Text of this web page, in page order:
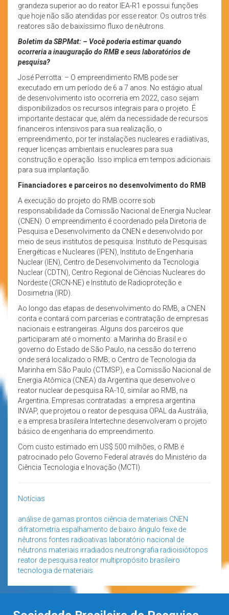
grandeza superior ao do reator IEA-R1 e possui funções
que hoje não são atendidas por esse reator. Os outros três
reatores são de baixíssimo fluxo de nêutrons.
Boletim da SBPMat: – Você poderia estimar quando
ocorreria a inauguração do RMB e seus laboratórios de
pesquisa?
José Perrotta: – O empreendimento RMB pode ser
executado em um período de 6 a 7 anos. No estágio atual
de desenvolvimento isto ocorreria em 2022, caso sejam
disponibilizados os recursos integrais para o projeto. É
importante destacar que, além da necessidade de recursos
financeiros intensivos para sua realização, o
empreendimento, por ter instalações nucleares e radiativas,
requer licenças ambientais e nucleares para sua
construção e operação. Isso implica em tempos adicionais
para sua implantação.
Financiadores e parceiros no desenvolvimento do RMB
A execução do projeto do RMB ocorre sob
responsabilidade da Comissão Nacional de Energia Nuclear
(CNEN). O empreendimento é coordenado pela Diretoria de
Pesquisa e Desenvolvimento da CNEN e desenvolvido por
meio de seus institutos de pesquisa: Instituto de Pesquisas
Energéticas e Nucleares (IPEN), Instituto de Engenharia
Nuclear (IEN), Centro de Desenvolvimento da Tecnologia
Nuclear (CDTN), Centro Regional de Ciências Nucleares do
Nordeste (CRCN-NE) e Instituto de Radioproteção e
Dosimetria (IRD).
Ao longo das etapas de desenvolvimento do RMB, a CNEN
conta e contará com parcerias e contratação de empresas
nacionais e estrangeiras. Alguns dos parceiros que
participaram até o momento: a Marinha do Brasil e o
governo do Estado de São Paulo, na cessão do terreno
onde será localizado o RMB; o Centro de Tecnologia da
Marinha em São Paulo (CTMSP), e a Comissão Nacional de
Energia Atômica (CNEA) da Argentina que desenvolve o
reator nuclear de pesquisa RA-10, similar ao RMB, na
Argentina. Empresas contratadas: a empresa argentina
INVAP, que projetou o reator de pesquisa OPAL da Austrália,
e a empresa brasileira Intertechne desenvolveram o projeto
básico de engenharia do empreendimento.
Com custo estimado em US$ 500 milhões, o RMB é
patrocinado pelo Governo Federal através do Ministério da
Ciência Tecnologia e Inovação (MCTI).
Notícias
análise de gamas prontos ciência de materiais CNEN
difratometria espalhamento de baixo ângulo feixe de
nêutrons fontes radioativas laboratório nacional de
nêutrons materiais irradiados neutrongrafia radioisiótopos
reator de pesquisa reator multipropósito brasileiro
tecnologia de materiais